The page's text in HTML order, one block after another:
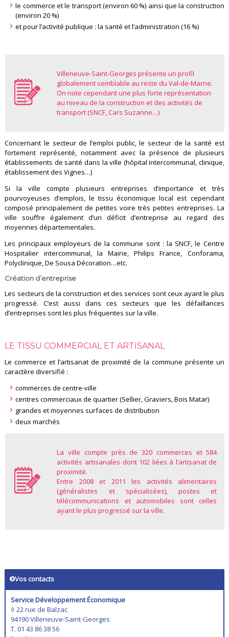
le commerce et le transport (environ 60 %) ainsi que la construction
(environ 20 %)
et pour l’activité publique : la santé et l’administration (16 %)
Villeneuve-Saint-Georges présente un profil
globalement semblable au reste du Val-de-Marne.
On note cependantune plus forte représentation
au niveau de la construction et des activités de
transport (SNCF, Cars Suzanne…)
Concernant le secteur de l’emploi public, le secteur de la santé est
fortement représenté, notamment avec la présence de plusieurs
établissements de santé dans la ville (hôpital intercommunal, clinique,
établissement des Vignes…)
Si la ville compte plusieurs entreprises d’importance et très
pourvoyeuses d’emplois, le tissu économique local est cependant
composé principalement de petites voire très petites entreprises. La
ville souffre également d’un déficit d’entreprise au regard des
moyennes départementales.
Les principaux employeurs de la commune sont : la SNCF, le Centre
Hospitalier intercommunal, la Mairie, Philips France, Conforama,
Polyclinique, De Sousa Décoration…etc.
Création d’entreprise
Les secteurs de la construction et des services sont ceux ayant le plus
progressé. C’est aussi dans ces secteurs que les défaillances
d’entreprises sont les plus fréquentes sur la ville.
LE TISSU COMMERCIAL ET ARTISANAL
Le commerce et l’artisanat de proximité de la commune présente un
caractère diversifié :
commerces de centre-ville
centres commerciaux de quartier (Sellier, Graviers, Bois Matar)
grandes et moyennes surfaces de distribution
deux marchés
La ville compte près de 320 commerces et 584
activités artisanales dont 102 liées à l’artisanat de
proximité.
Entre 2008 et 2011 les activités alimentaires
(généralistes et spécialisées), postes et
télécommunications et automobiles sont celles
ayant le plus progressé sur la ville.
Vos contacts
Service Développement Économique
◊ 22 rue de Balzac
94190 Villeneuve-Saint-Georges
T. 01 43 86 38 56